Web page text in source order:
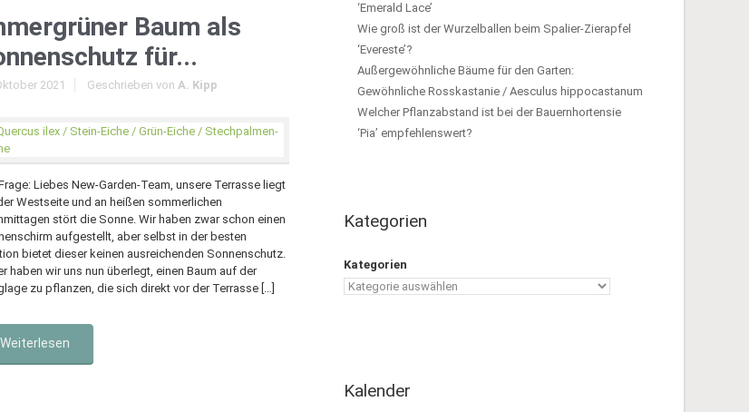
Baum als
für...
2021 Geschrieben von A. Kipp
Liebes New-Garden-Team, unsere Terrasse liegt
Westseite und an heißen sommerlichen
stört die Sonne. Wir haben zwar schon einen
aufgestellt, aber selbst in der besten
bietet dieser keinen ausreichenden Sonnenschutz.
haben wir uns nun überlegt, einen Baum auf der
zu pflanzen, die sich direkt vor der Terrasse […]
Weiterlesen
‘Emerald Lace’
Wie groß ist der Wurzelballen beim Spalier-Zierapfel
‘Evereste’?
Außergewöhnliche Bäume für den Garten:
Gewöhnliche Rosskastanie / Aesculus hippocastanum
Welcher Pflanzabstand ist bei der Bauernhortensie
‘Pia’ empfehlenswert?
Kategorien
Kategorien
Kalender